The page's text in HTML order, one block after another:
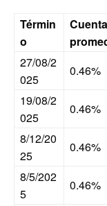
Términ
o
27/08/2
025
0.46%
19/08/2
025
0.46%
8/12/20
25
0.46%
8/5/202
5
0.46%